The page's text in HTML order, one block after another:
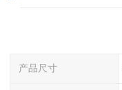
产品尺寸